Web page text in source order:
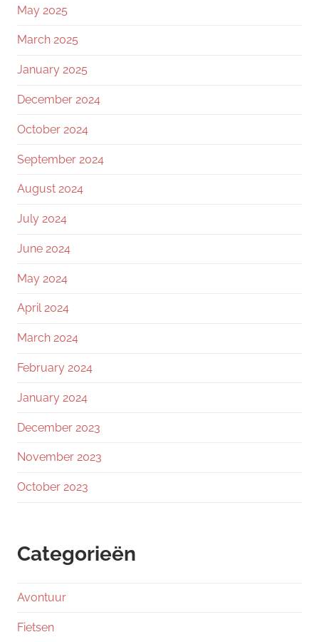
May 2025
March 2025
January 2025
December 2024
October 2024
September 2024
August 2024
July 2024
June 2024
May 2024
April 2024
March 2024
February 2024
January 2024
December 2023
November 2023
October 2023
Categorieën
Avontuur
Fietsen